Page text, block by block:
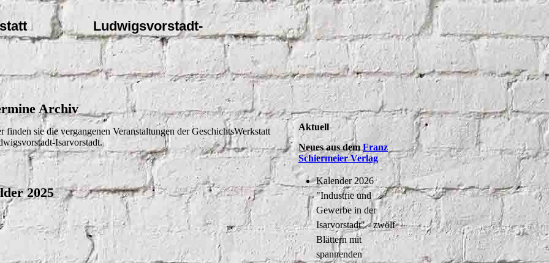
Ludwigsvorstadt-
Archiv
finden sie die vergangenen Veranstaltungen der GeschichtsWerkstatt
Isarvorstadt.
2025
Aktuell
Neues aus demFranz
Schiermeier Verlag
Kalender 2026
"Industrie und
Gewerbe in der
Isarvorstadt" - zwölf
Blättern mit
spannenden